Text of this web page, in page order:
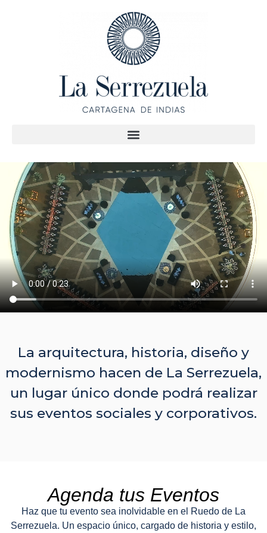
La arquitectura, historia, diseño y
modernismo hacen de La Serrezuela,
un lugar único donde podrá realizar
sus eventos sociales y corporativos.
Agenda tus Eventos
Haz que tu evento sea inolvidable en el Ruedo de La
Serrezuela. Un espacio único, cargado de historia y estilo,